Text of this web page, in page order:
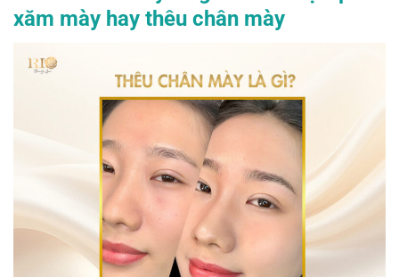
xăm mày hay thêu chân mày